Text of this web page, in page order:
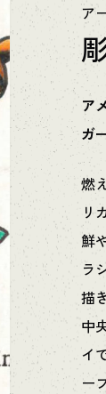
ア
ア
ガ
燃
リ
鮮
ラ
描
中
イ
ー